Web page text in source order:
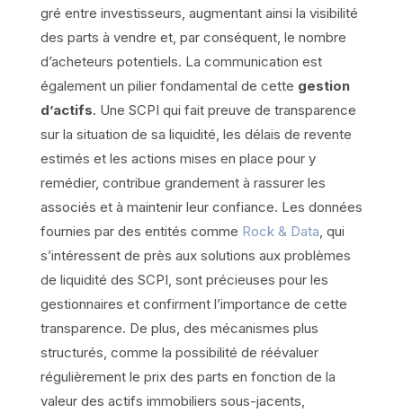
gré entre investisseurs, augmentant ainsi la visibilité
des parts à vendre et, par conséquent, le nombre
d’acheteurs potentiels. La communication est
également un pilier fondamental de cette gestion
d’actifs. Une SCPI qui fait preuve de transparence
sur la situation de sa liquidité, les délais de revente
estimés et les actions mises en place pour y
remédier, contribue grandement à rassurer les
associés et à maintenir leur confiance. Les données
fournies par des entités comme Rock & Data, qui
s’intéressent de près aux solutions aux problèmes
de liquidité des SCPI, sont précieuses pour les
gestionnaires et confirment l’importance de cette
transparence. De plus, des mécanismes plus
structurés, comme la possibilité de réévaluer
régulièrement le prix des parts en fonction de la
valeur des actifs immobiliers sous-jacents,